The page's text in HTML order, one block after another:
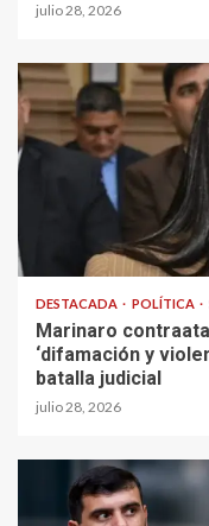
julio 28, 2026
DESTACADA POLÍTICA
Marinaro
‘difamación y
batalla judicial
julio 28, 2026